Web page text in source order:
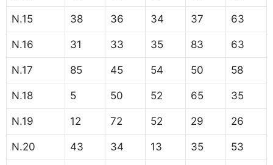
N.15 38 36 34 37 63
N.16 31 33 35 83 63
N.17 85 45 54 50 58
N.18 5 50 52 65 35
N.19 12 72 52 29 26
N.20 43 34 13 35 53